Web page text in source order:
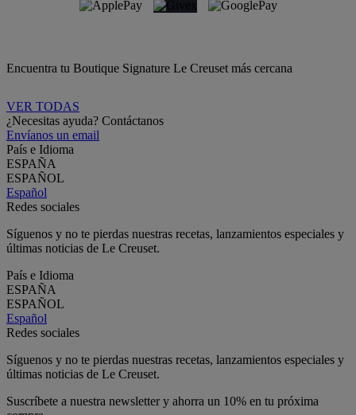
Encuentra tu Boutique Signature Le Creuset más cercana
VER TODAS
¿Necesitas ayuda? Contáctanos
Envíanos un email
País e Idioma
ESPAÑA
ESPAÑOL
Español
Redes sociales
Síguenos y no te pierdas nuestras recetas, lanzamientos especiales y
últimas noticias de Le Creuset.
País e Idioma
ESPAÑA
ESPAÑOL
Español
Redes sociales
Síguenos y no te pierdas nuestras recetas, lanzamientos especiales y
últimas noticias de Le Creuset.
Suscríbete a nuestra newsletter y ahorra un 10% en tu próxima